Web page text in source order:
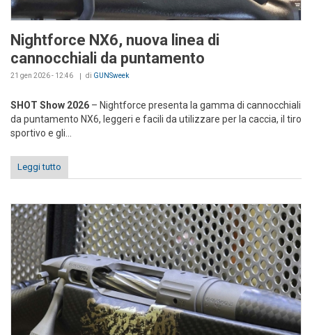
Nightforce NX6, nuova linea di
cannocchiali da puntamento
21 gen 2026 - 12:46 di GUNSweek
SHOT Show 2026 – Nightforce presenta la gamma di cannocchiali
da puntamento NX6, leggeri e facili da utilizzare per la caccia, il tiro
sportivo e gli...
Leggi tutto